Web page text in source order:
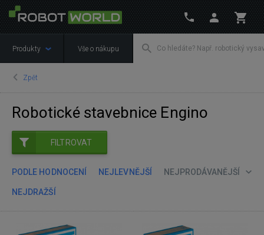
Produkty Vše o nákupu
Zpět
Robotické stavebnice Engino
FILTROVAT
PODLE HODNOCENÍ NEJLEVNĚJŠÍ NEJPRODÁVANĚJŠÍ
NEJDRAŽŠÍ